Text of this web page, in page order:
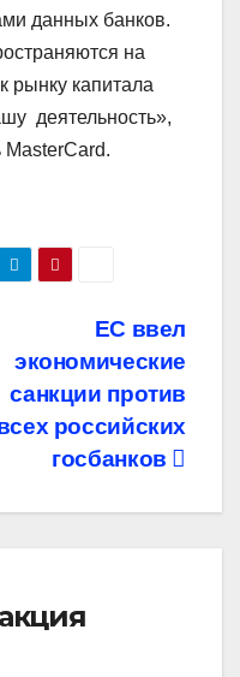
данных банков.
на
рынку капитала
деятельность»,
ЕС ввел
экономические
санкции против
российских
госбанков